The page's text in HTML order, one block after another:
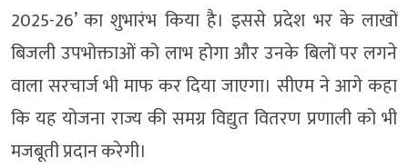
2025-26’ का शुभारंभ किया है। इससे प्रदेश भर के लाखों
बिजली उपभोक्ताओं को लाभ होगा और उनके बिलों पर लगने
वाला सरचार्ज भी माफ कर दिया जाएगा। सीएम ने आगे कहा
कि यह योजना राज्य की समग्र विद्युत वितरण प्रणाली को भी
मजबूती प्रदान करेगी।